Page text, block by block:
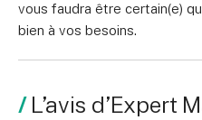
vous faudra être certain(e)
bien à vos besoins.
L’avis d’Expert